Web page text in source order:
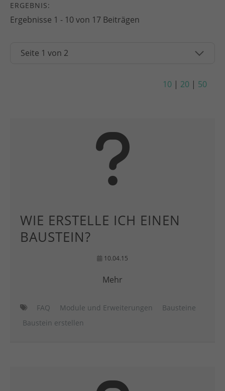
ERGEBNIS:
Ergebnisse 1 - 10 von 17 Beiträgen
10 | 20 | 50
WIE ERSTELLE ICH EINEN
BAUSTEIN?
10.04.15
Mehr
FAQ Module und Erweiterungen
Bausteine
Baustein erstellen